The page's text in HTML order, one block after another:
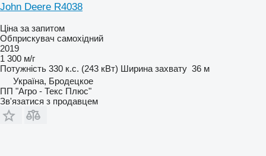
John Deere R4038
Ціна за запитом
Обприскувач самохідний
2019
1 300 м/г
Потужність 330 к.с. (243 кВт) Ширина захвату 36 м
Україна, Бродецкое
ПП "Агро - Текс Плюс"
Зв'язатися з продавцем